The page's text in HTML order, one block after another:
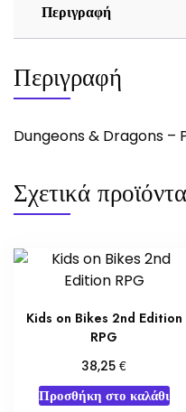
Περιγραφή
Περιγραφή
Dungeons & Dragons –
Σχετικά προϊόντα
Kids on Bikes 2nd Edition
RPG
38,25€
Προσθήκη στο καλάθι